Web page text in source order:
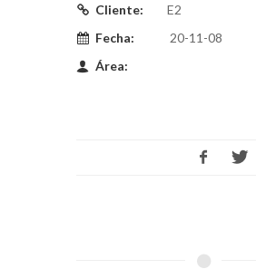
Cliente:
E2
Fecha:
20-11-08
Área: